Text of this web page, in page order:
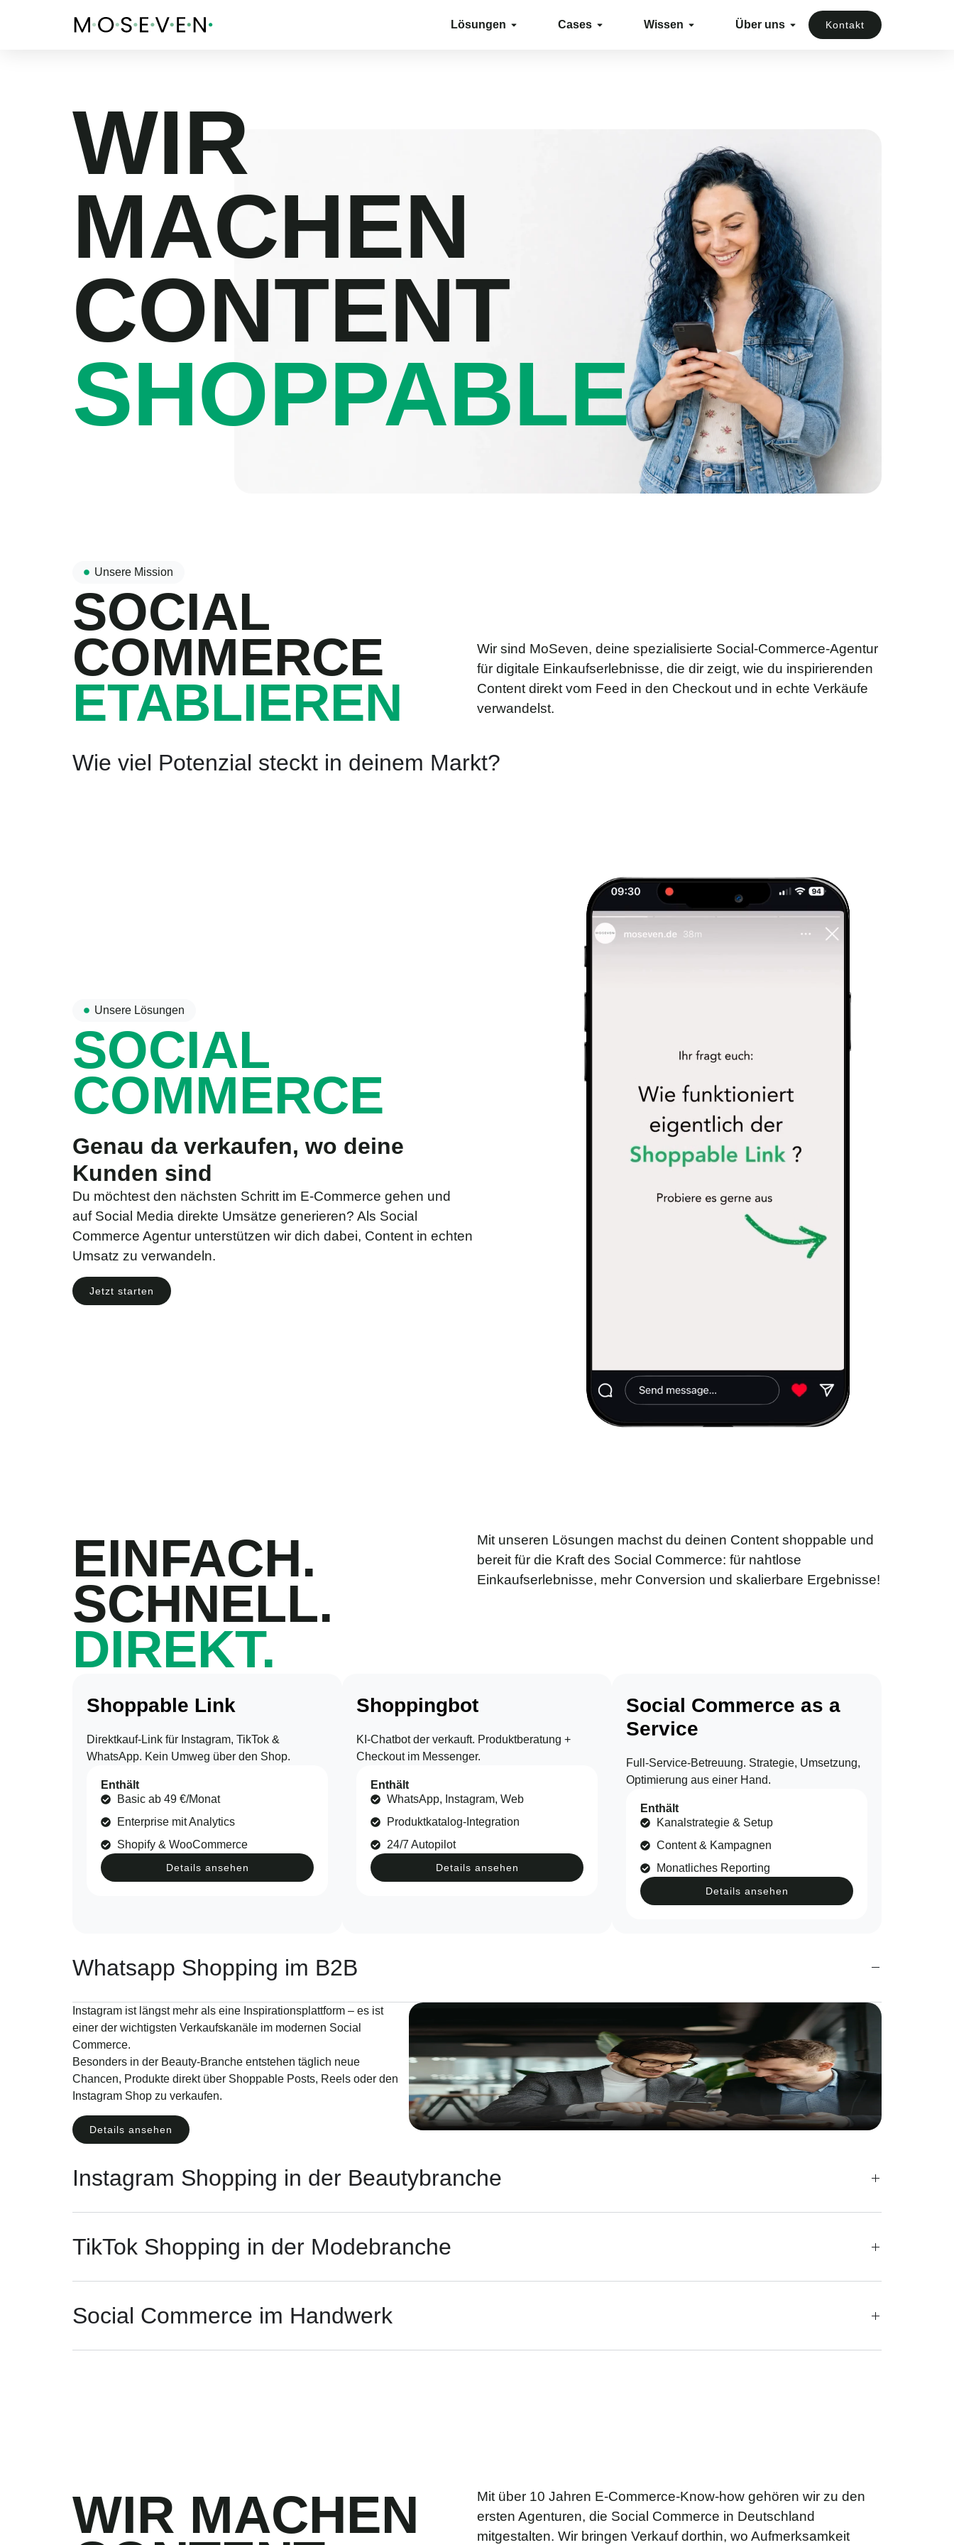
Lösungen Cases Wissen Über uns Kontakt
WIR
MACHEN
CONTENT
SHOPPABLE
Unsere Mission
SOCIAL
COMMERCE
ETABLIEREN
Wir sind MoSeven, deine spezialisierte Social-Commerce-Agentur
für digitale Einkaufserlebnisse, die dir zeigt, wie du inspirierenden
Content direkt vom Feed in den Checkout und in echte Verkäufe
verwandelst.
Wie viel Potenzial steckt in deinem Markt?
Unsere Lösungen
SOCIAL
COMMERCE
Genau da verkaufen, wo deine
Kunden sind
Du möchtest den nächsten Schritt im E-Commerce gehen und
auf Social Media direkte Umsätze generieren? Als Social
Commerce Agentur unterstützen wir dich dabei, Content in echten
Umsatz zu verwandeln.
Jetzt starten
EINFACH.
SCHNELL.
DIREKT.
Mit unseren Lösungen machst du deinen Content shoppable und
bereit für die Kraft des Social Commerce: für nahtlose
Einkaufserlebnisse, mehr Conversion und skalierbare Ergebnisse!
Shoppable Link
Direktkauf-Link für Instagram, TikTok &
WhatsApp. Kein Umweg über den Shop.
Enthält
Basic ab 49 €/Monat
Enterprise mit Analytics
Shopify & WooCommerce
Details ansehen
Shoppingbot
KI-Chatbot der verkauft. Produktberatung +
Checkout im Messenger.
Enthält
WhatsApp, Instagram, Web
Produktkatalog-Integration
24/7 Autopilot
Details ansehen
Social Commerce as a
Service
Full-Service-Betreuung. Strategie, Umsetzung,
Optimierung aus einer Hand.
Enthält
Kanalstrategie & Setup
Content & Kampagnen
Monatliches Reporting
Details ansehen
Whatsapp Shopping im B2B
Instagram ist längst mehr als eine Inspirationsplattform – es ist
einer der wichtigsten Verkaufskanäle im modernen Social
Commerce.
Besonders in der Beauty-Branche entstehen täglich neue
Chancen, Produkte direkt über Shoppable Posts, Reels oder den
Instagram Shop zu verkaufen.
Details ansehen
Instagram Shopping in der Beautybranche
TikTok Shopping in der Modebranche
Social Commerce im Handwerk
WIR MACHEN
Mit über 10 Jahren E-Commerce-Know-how gehören wir zu den
ersten Agenturen, die Social Commerce in Deutschland
mitgestalten. Wir bringen Verkauf dorthin, wo Aufmerksamkeit